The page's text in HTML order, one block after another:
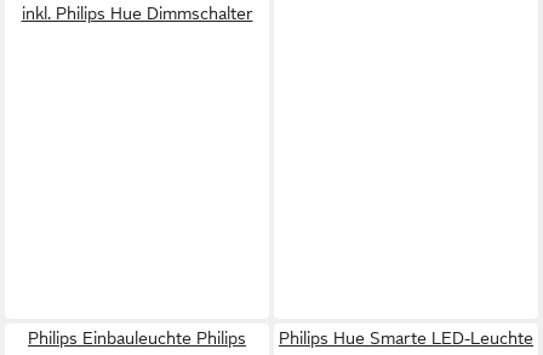
inkl. Philips Hue Dimmschalter
Philips Einbauleuchte Philips
Philips Hue Smarte LED-Leuchte